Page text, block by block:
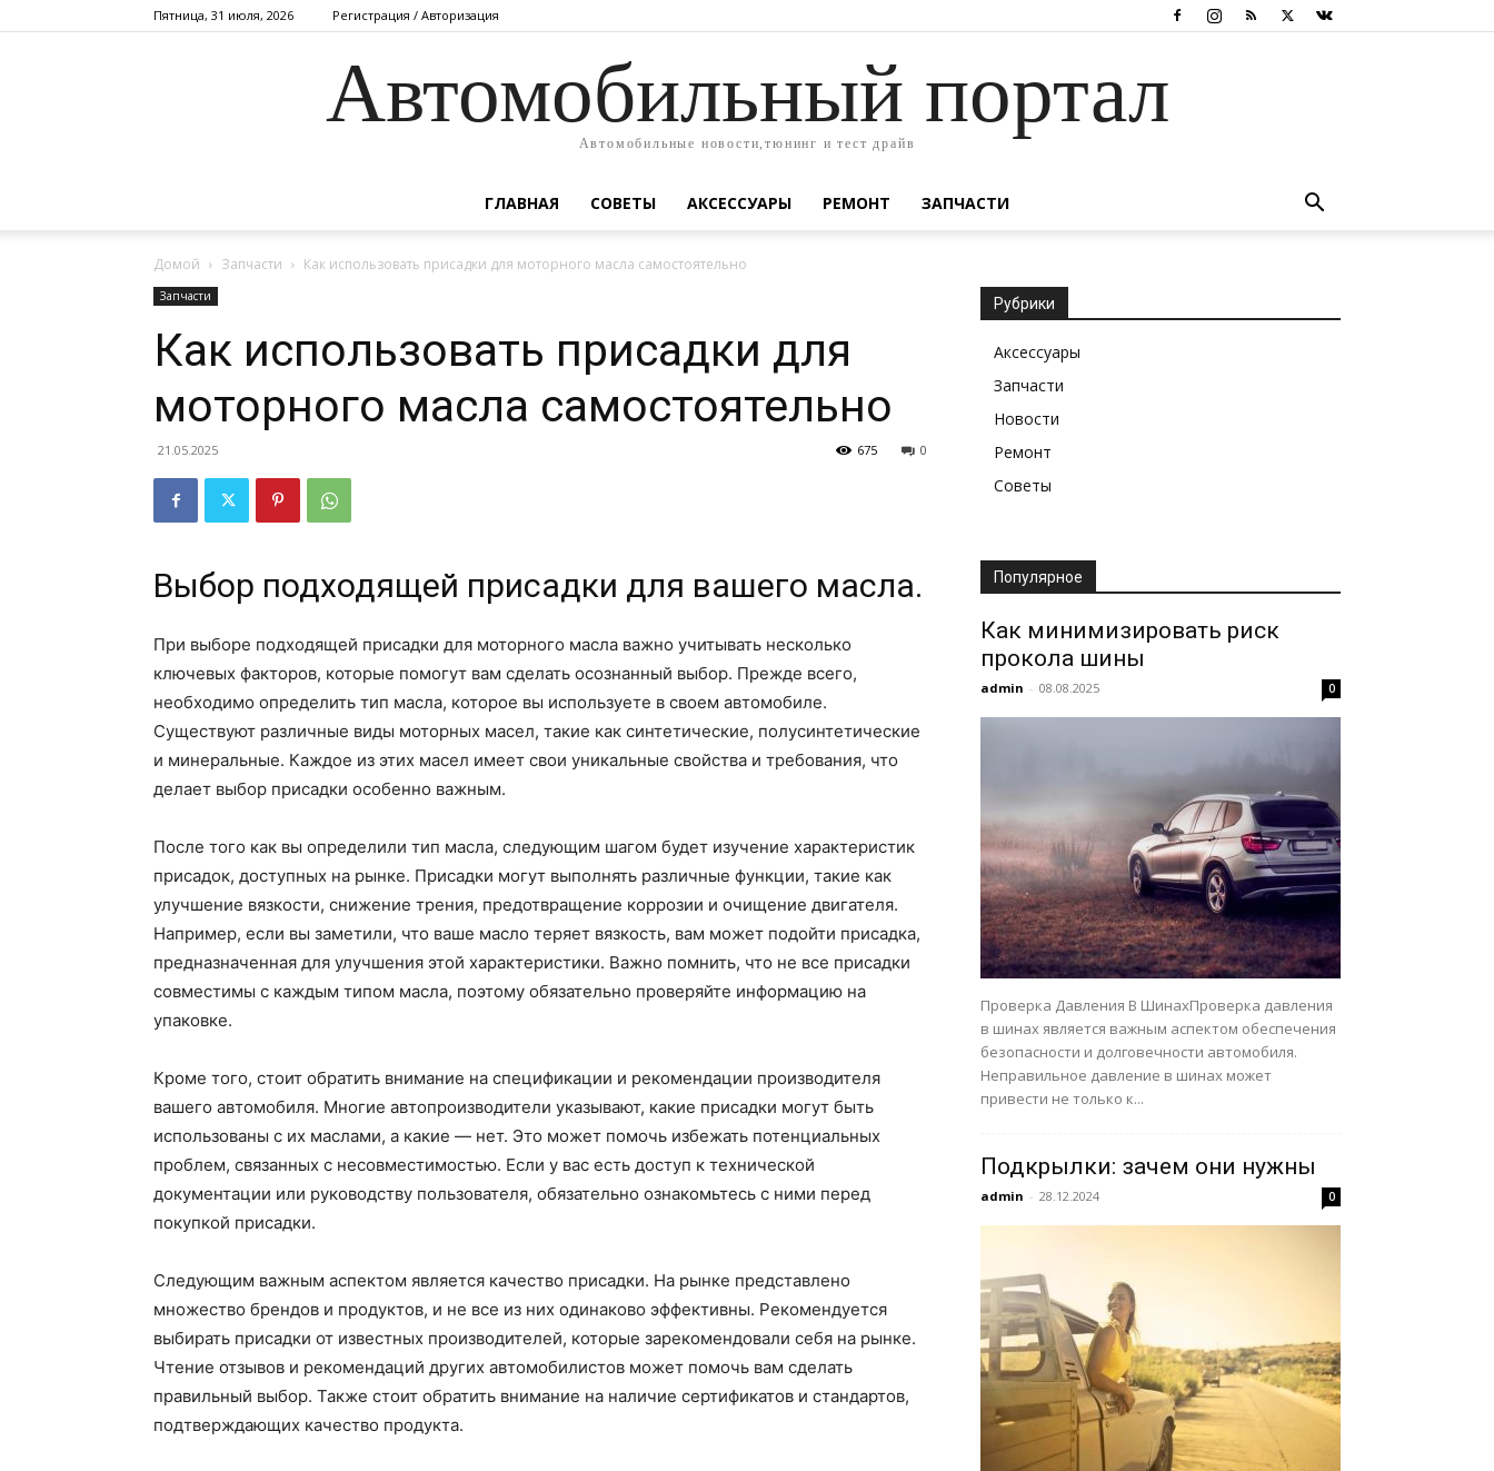
Пятница, 31 июля, 2026 Регистрация / Авторизация
Автомобильный портал
Автомобильные новости,тюнинг и тест драйв
ГЛАВНАЯ СОВЕТЫ АКСЕССУАРЫ РЕМОНТ ЗАПЧАСТИ
Домой Запчасти Как использовать присадки для моторного масла самостоятельно
Запчасти
Как использовать присадки для
моторного масла самостоятельно
21.05.2025 0
675
Выбор подходящей присадки для вашего масла.
При выборе подходящей присадки для моторного масла важно учитывать несколько
ключевых факторов, которые помогут вам сделать осознанный выбор. Прежде всего,
необходимо определить тип масла, которое вы используете в своем автомобиле.
Существуют различные виды моторных масел, такие как синтетические, полусинтетические
и минеральные. Каждое из этих масел имеет свои уникальные свойства и требования, что
делает выбор присадки особенно важным.
После того как вы определили тип масла, следующим шагом будет изучение характеристик
присадок, доступных на рынке. Присадки могут выполнять различные функции, такие как
улучшение вязкости, снижение трения, предотвращение коррозии и очищение двигателя.
Например, если вы заметили, что ваше масло теряет вязкость, вам может подойти присадка,
предназначенная для улучшения этой характеристики. Важно помнить, что не все присадки
совместимы с каждым типом масла, поэтому обязательно проверяйте информацию на
упаковке.
Кроме того, стоит обратить внимание на спецификации и рекомендации производителя
вашего автомобиля. Многие автопроизводители указывают, какие присадки могут быть
использованы с их маслами, а какие — нет. Это может помочь избежать потенциальных
проблем, связанных с несовместимостью. Если у вас есть доступ к технической
документации или руководству пользователя, обязательно ознакомьтесь с ними перед
покупкой присадки.
Следующим важным аспектом является качество присадки. На рынке представлено
множество брендов и продуктов, и не все из них одинаково эффективны. Рекомендуется
выбирать присадки от известных производителей, которые зарекомендовали себя на рынке.
Чтение отзывов и рекомендаций других автомобилистов может помочь вам сделать
правильный выбор. Также стоит обратить внимание на наличие сертификатов и стандартов,
подтверждающих качество продукта.
Рубрики
Аксессуары
Запчасти
Новости
Ремонт
Советы
Популярное
Как минимизировать риск
прокола шины
admin - 08.08.2025 0
Проверка Давления В ШинахПроверка давления
в шинах является важным аспектом обеспечения
безопасности и долговечности автомобиля.
Неправильное давление в шинах может
привести не только к...
Подкрылки: зачем они нужны
admin - 28.12.2024 0